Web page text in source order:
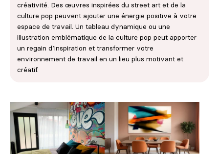
créativité. Des œuvres inspirées du street art et de la
culture pop peuvent ajouter une énergie positive à votre
espace de travail. Un tableau dynamique ou une
illustration emblématique de la culture pop peut apporter
un regain d’inspiration et transformer votre
environnement de travail en un lieu plus motivant et
créatif.